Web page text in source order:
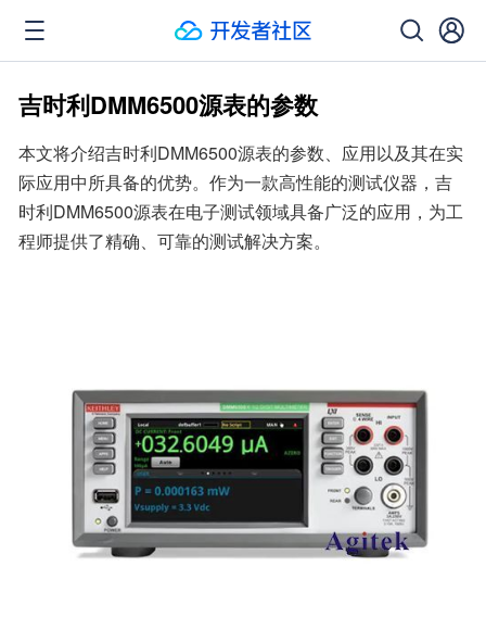
吉时利DMM6500源表的参数
本文将介绍吉时利DMM6500源表的参数、应用以及其在实
际应用中所具备的优势。作为一款高性能的测试仪器，吉
时利DMM6500源表在电子测试领域具备广泛的应用，为工
程师提供了精确、可靠的测试解决方案。